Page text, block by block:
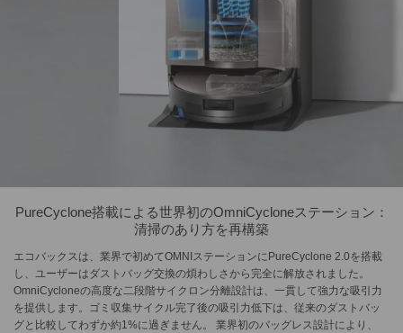
PureCyclone搭載による世界初のOmniCycloneステーション：
清掃のあり方を再構築
エコバックスは、業界で初めてOMNIステーションにPureCyclone 2.0を搭載
し、ユーザーはダストバッグ交換の煩わしさから完全に解放されました。
OmniCycloneの高度な二段階サイクロン分離設計は、一貫して強力な吸引力
を提供します。ゴミ収集サイクル完了後の吸引力低下は、従来のダストバッ
グと比較してわずか約1%に過ぎません。 業界初のバッグレス設計により、